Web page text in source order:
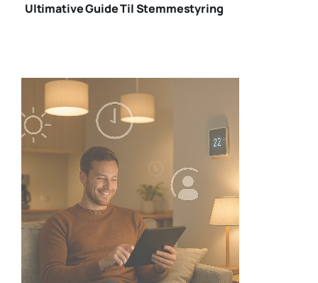
Ultimative Guide Til Stemmestyring